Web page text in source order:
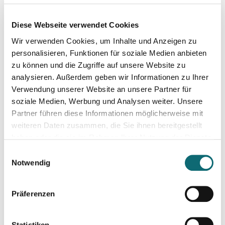
Diese Webseite verwendet Cookies
Wir verwenden Cookies, um Inhalte und Anzeigen zu
personalisieren, Funktionen für soziale Medien anbieten
zu können und die Zugriffe auf unsere Website zu
analysieren. Außerdem geben wir Informationen zu Ihrer
Verwendung unserer Website an unsere Partner für
soziale Medien, Werbung und Analysen weiter. Unsere
Partner führen diese Informationen möglicherweise mit
weiteren Daten zusammen, die Sie ihnen bereitgestellt
Notwendig
Präferenzen
Max. Teilnehmer:innen-Zahl: 8